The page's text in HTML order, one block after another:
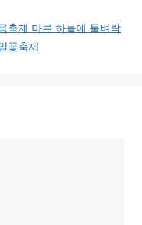
축제 마른 하늘에 물벼락
꽃축제